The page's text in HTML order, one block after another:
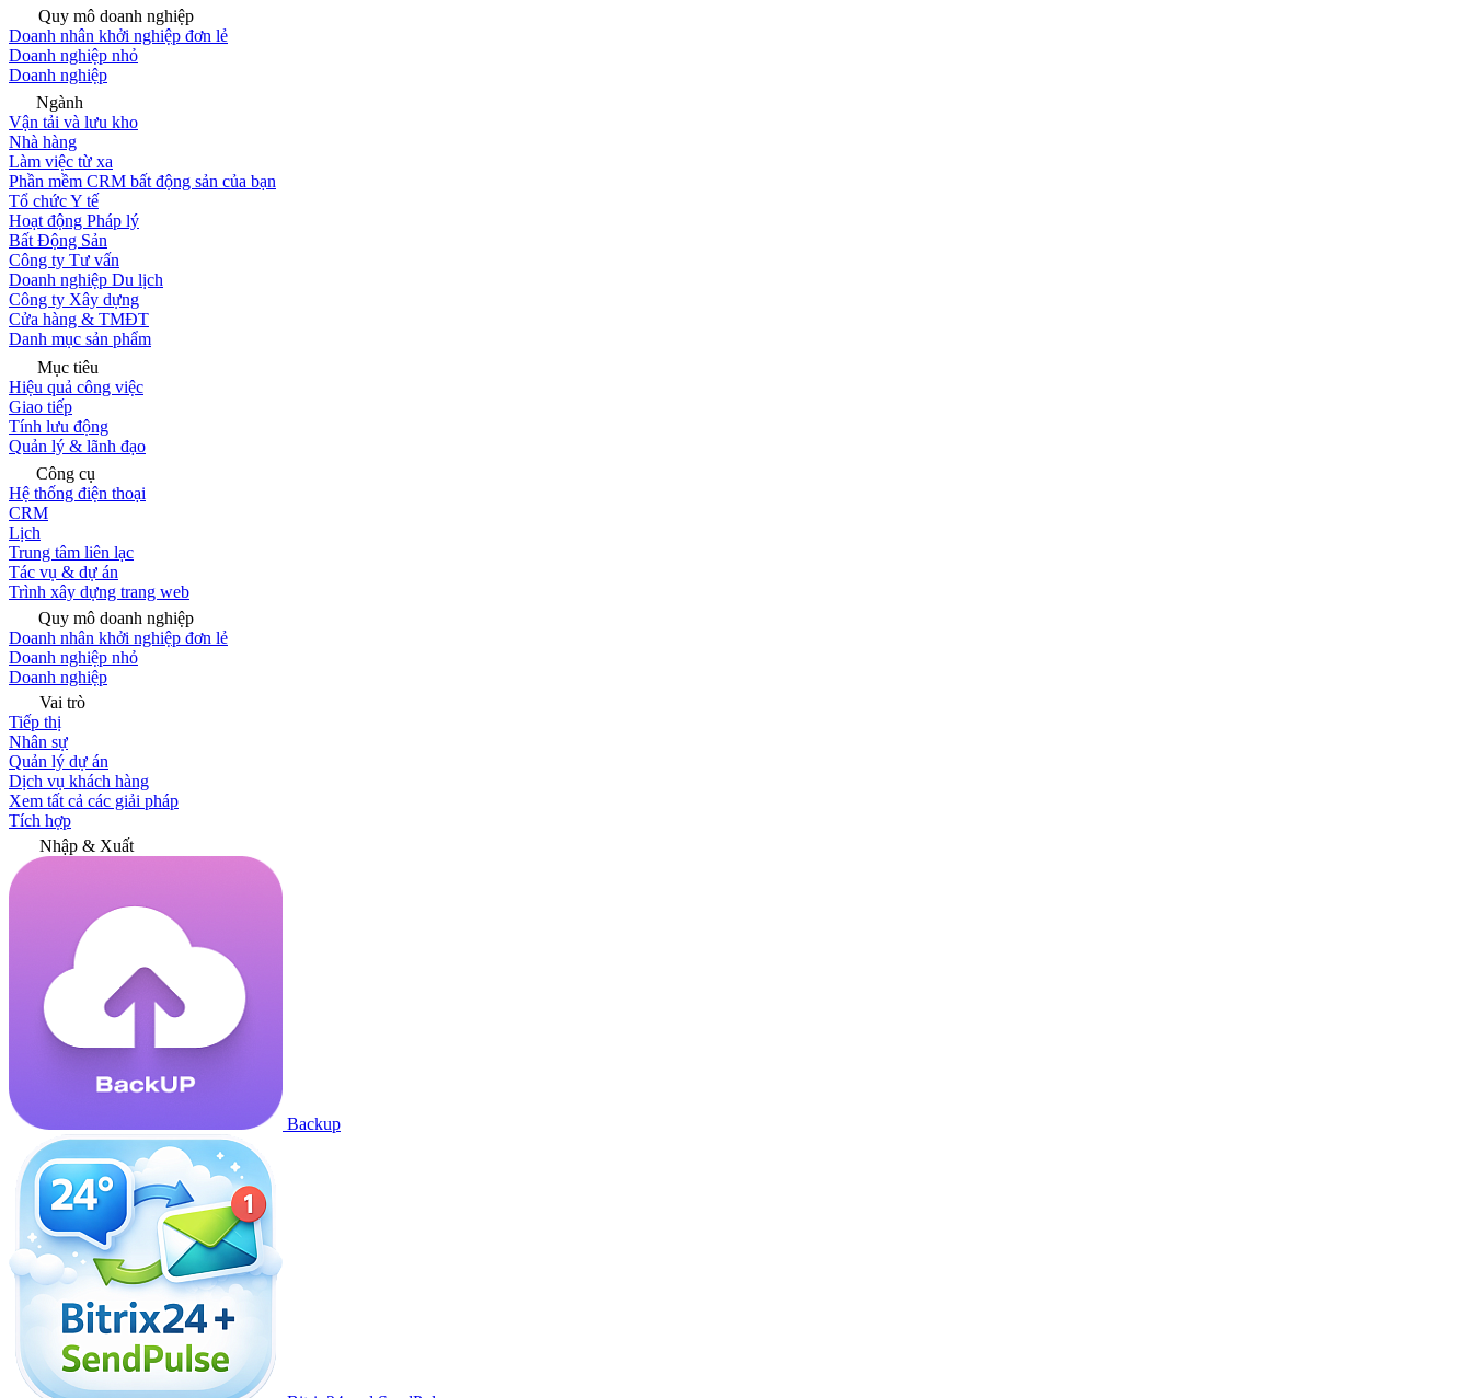
Quy mô doanh nghiệp
Doanh nhân khởi nghiệp đơn lẻ
Doanh nghiệp nhỏ
Doanh nghiệp
Ngành
Vận tải và lưu kho
Nhà hàng
Làm việc từ xa
Phần mềm CRM bất động sản của bạn
Tổ chức Y tế
Hoạt động Pháp lý
Bất Động Sản
Công ty Tư vấn
Doanh nghiệp Du lịch
Công ty Xây dựng
Cửa hàng & TMĐT
Danh mục sản phẩm
Mục tiêu
Hiệu quả công việc
Giao tiếp
Tính lưu động
Quản lý & lãnh đạo
Công cụ
Hệ thống điện thoại
CRM
Lịch
Trung tâm liên lạc
Tác vụ & dự án
Trình xây dựng trang web
Quy mô doanh nghiệp
Doanh nhân khởi nghiệp đơn lẻ
Doanh nghiệp nhỏ
Doanh nghiệp
Vai trò
Tiếp thị
Nhân sự
Quản lý dự án
Dịch vụ khách hàng
Xem tất cả các giải pháp
Tích hợp
Nhập & Xuất
Backup